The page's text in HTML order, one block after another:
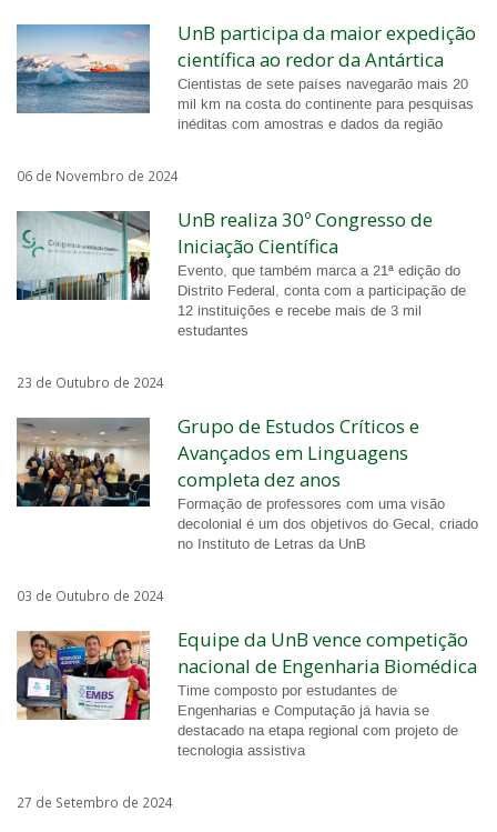
UnB participa da maior expedição
científica ao redor da Antártica
Cientistas de sete países navegarão mais 20
mil km na costa do continente para pesquisas
inéditas com amostras e dados da região
06 de Novembro de 2024
UnB realiza 30º Congresso de
Iniciação Científica
Evento, que também marca a 21ª edição do
Distrito Federal, conta com a participação de
12 instituições e recebe mais de 3 mil
estudantes
23 de Outubro de 2024
Grupo de Estudos Críticos e
Avançados em Linguagens
completa dez anos
Formação de professores com uma visão
decolonial é um dos objetivos do Gecal, criado
no Instituto de Letras da UnB
03 de Outubro de 2024
Equipe da UnB vence competição
nacional de Engenharia Biomédica
Time composto por estudantes de
Engenharias e Computação já havia se
destacado na etapa regional com projeto de
tecnologia assistiva
27 de Setembro de 2024